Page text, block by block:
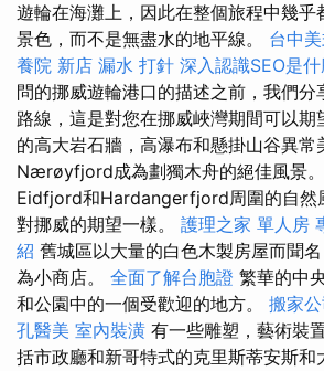
遊輪在海灘上，因此在整個旅程中幾乎
景色，而不是無盡水的地平線。 台中
養院 新店 漏水 打針 深入認識SEO是什
問的挪威遊輪港口的描述之前，我們分
路線，這是對您在挪威峽灣期間可以期
的高大岩石牆，高瀑布和懸掛山谷異常
Nærøyfjord成為劃獨木舟的絕佳風景。
Eidfjord和Hardangerfjord周圍的自然
對挪威的期望一樣。 護理之家 單人房
紹 舊城區以大量的白色木製房屋而聞
為小商店。 全面了解台胞證 繁華的中
和公園中的一個受歡迎的地方。 搬家
孔醫美 室內裝潢 有一些雕塑，藝術裝
括市政廳和新哥特式的克里斯蒂安斯和